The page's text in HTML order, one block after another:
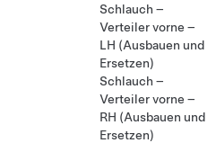
Schlauch –
Verteiler vorne –
LH (Ausbauen und
Ersetzen)
Schlauch –
Verteiler vorne –
RH (Ausbauen und
Ersetzen)